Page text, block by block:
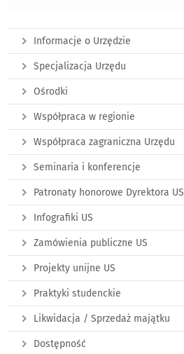
Informacje o Urzędzie
Specjalizacja Urzędu
Ośrodki
Współpraca w regionie
Współpraca zagraniczna Urzędu
Seminaria i konferencje
Patronaty honorowe Dyrektora US
Infografiki US
Zamówienia publiczne US
Projekty unijne US
Praktyki studenckie
Likwidacja / Sprzedaż majątku
Dostępność